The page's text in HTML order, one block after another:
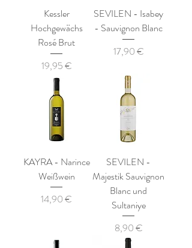
Kessler
Hochgewächs
Rosé Brut
Preis
19,95 €
SEVILEN - Isabey
- Sauvignon Blanc
Preis
17,90 €
KAYRA - Narince
Weißwein
Preis
14,90 €
SEVILEN -
Majestik Sauvignon
Blanc und
Sultaniye
Preis
8,90 €